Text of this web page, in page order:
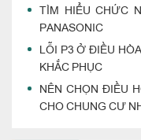
TÌM HIỂU CHỨC
PANASONIC
LỖI P3 Ở ĐIỀU
KHẮC PHỤC
NÊN CHỌN ĐIỀU
CHO CHUNG CƯ